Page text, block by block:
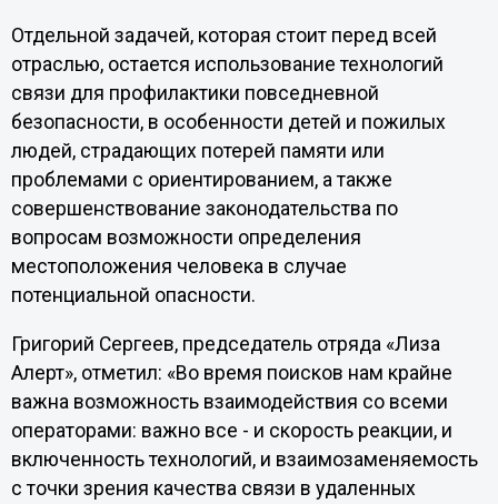
Отдельной задачей, которая стоит перед всей
отраслью, остается использование технологий
связи для профилактики повседневной
безопасности, в особенности детей и пожилых
людей, страдающих потерей памяти или
проблемами с ориентированием, а также
совершенствование законодательства по
вопросам возможности определения
местоположения человека в случае
потенциальной опасности.
Григорий Сергеев, председатель отряда «Лиза
Алерт», отметил: «Во время поисков нам крайне
важна возможность взаимодействия со всеми
операторами: важно все - и скорость реакции, и
включенность технологий, и взаимозаменяемость
с точки зрения качества связи в удаленных